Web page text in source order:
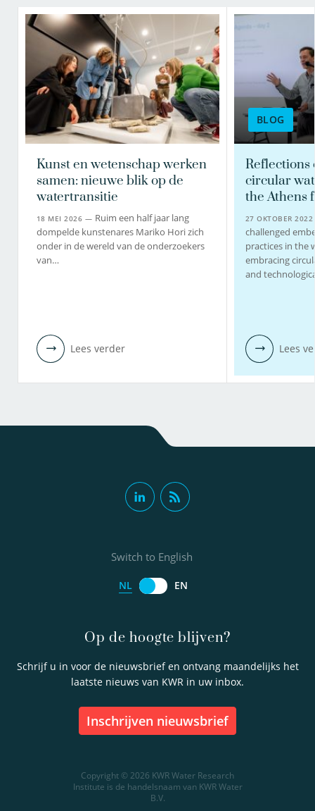
Kunst en wetenschap werken
samen: nieuwe blik op de
watertransitie
18 MEI 2026 — Ruim een half jaar lang
dompelde kunstenares Mariko Hori zich
onder in de wereld van de onderzoekers
van…
Lees verder
BLOG
Reflections
circular
the Athens
27 OKTOBER
challenged
practices in the
embracing
and
Lees
Op de hoogte blijven?
Schrijf u in voor de nieuwsbrief en ontvang maandelijks het
laatste nieuws van KWR in uw inbox.
inschrijven nieuwsbrief
Switch to English
NL EN
Copyright © 2026 KWR Water Research
Institute is de handelsnaam van KWR Water
B.V.